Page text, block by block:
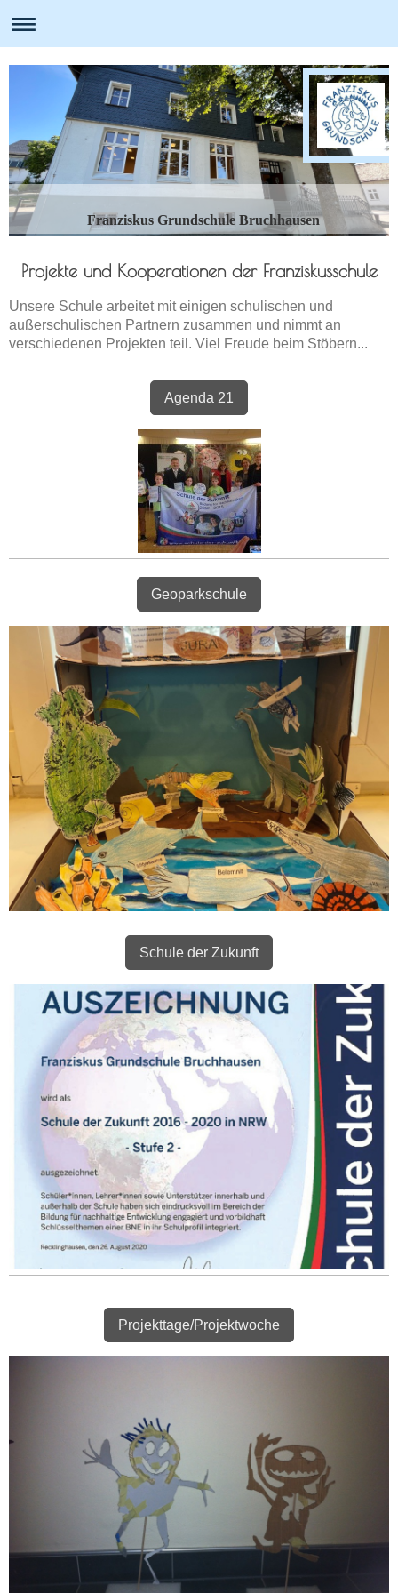
Franziskus Grundschule Bruchhausen
Projekte und Kooperationen der Franziskusschule
Unsere Schule arbeitet mit einigen schulischen und
außerschulischen Partnern zusammen und nimmt an
verschiedenen Projekten teil. Viel Freude beim Stöbern...
Agenda 21
Geoparkschule
Schule der Zukunft
Projekttage/Projektwoche